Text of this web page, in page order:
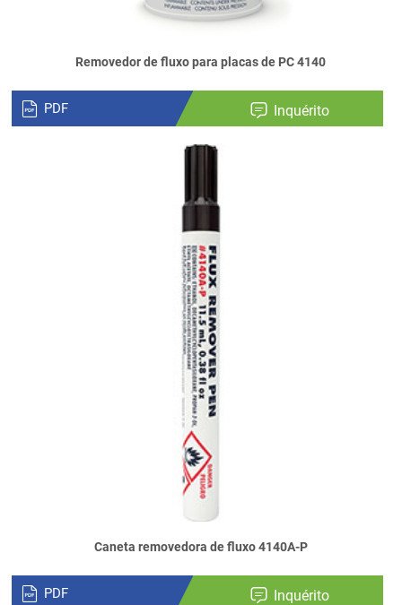
Removedor de fluxo para placas de PC 4140
PDF Inquérito
Caneta removedora de fluxo 4140A-P
PDF Inquérito